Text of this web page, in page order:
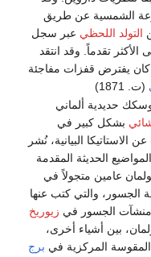
الشمسية عن طريق
التولد اللحظي عبر سجل
تقدماً. وقد انتقد
كان يفترض قفزات مفاجئة
(ت. 1871)
حديدية ألماني
بشكل كبير في
الاستاتيكا البيانية، نُشر
المواضيع الحديثة المقدمة
1850، أمضى كولمان عامين متجولاً في
الجسور، والتي كتب عنها
منشآت الجسور في زيوريخ
بين أشياء أخرى،
المركزية في برج